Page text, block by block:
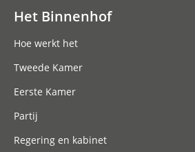
Het Binnenhof
Hoe werkt het
Tweede Kamer
Eerste Kamer
Partij
Regering en kabinet